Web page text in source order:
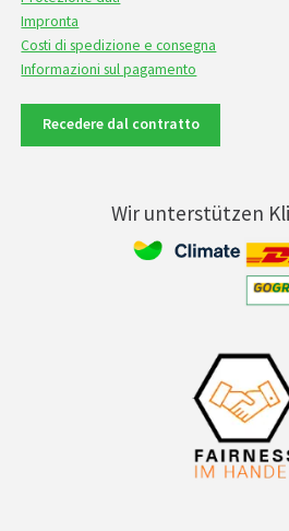
Impronta
Costi di spedizione e consegna
Informazioni sul pagamento
Recedere dal contratto
Wir unterstützen